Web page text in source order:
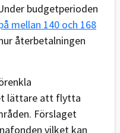
budgetperioden
mellan 140 och 168
återbetalningen
lättare att flytta
Förslaget
vilket kan